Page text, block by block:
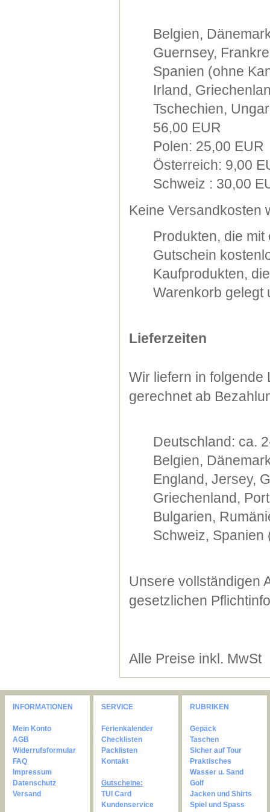
Belgien,
Guernsey,
Spanien (ohne
Irland,
Tschechien,
56,00 EUR
Polen: 25,00 EUR
Österreich: 9,00
Schweiz : 30,00
Keine Versandkosten
Produkten, die
Gutschein
Kaufprodukten,
Warenkorb gelegt
Lieferzeiten
Wir liefern in folgende
gerechnet ab
Deutschland: ca.
Belgien,
England, Jersey,
Griechenland,
Bulgarien,
Schweiz, Spanien
Unsere vollständigen
gesetzlichen
Alle Preise inkl. MwSt
INFORMATIONEN
Mein Konto
AGB
Widerrufsformular
FAQ
Impressum
Datenschutz
Versand
SERVICE
Ferienkalender
Checklisten
Packlisten
Kontakt
Gutscheine:
TUI Card
Kundenservice
RUBRIKEN
Gepäck
Taschen
Sicher auf Tour
Praktisches
Wasser u. Sand
Golf
Jacken und Shirts
Spiel und Spass